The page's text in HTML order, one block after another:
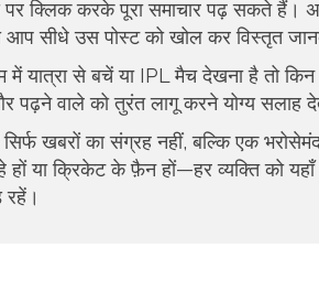
क्लिक करके पूरा समाचार पढ़ सकते हैं।
सीधे उस पोस्ट को खोल कर विस्तृत
में यात्रा से बचें या IPL मैच देखना है तो
पढ़ने वाले को तुरंत लागू करने योग्य सलाह
खबरों का संग्रह नहीं, बल्कि एक
या क्रिकेट के फ़ैन हों—हर व्यक्ति को